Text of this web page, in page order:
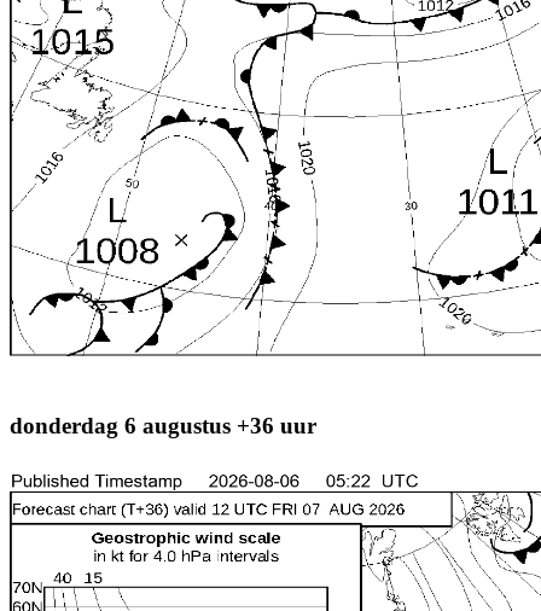
donderdag 6 augustus +36 uur